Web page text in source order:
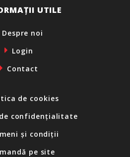
UTILE
Despre noi
Login
Contact
de cookies
confidențialitate
și condiții
pe site